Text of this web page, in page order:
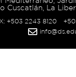
Cuscatlán, La
+503 2243 8120